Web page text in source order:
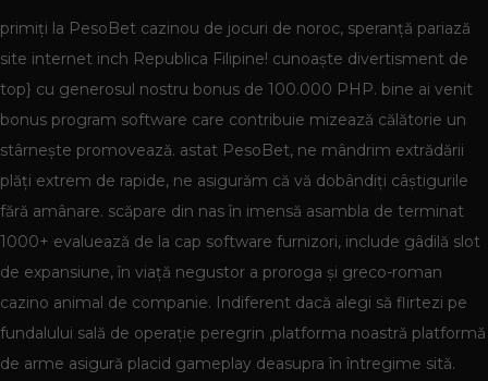
primiți la PesoBet cazinou de jocuri de noroc, speranță pariază
site internet inch Republica Filipine! cunoaște divertisment de
top} cu generosul nostru bonus de 100.000 PHP. bine ai venit
bonus program software care contribuie mizează călătorie un
stârnește promovează. astat PesoBet, ne mândrim extrădării
plăți extrem de rapide, ne asigurăm că vă dobândiți câștigurile
fără amânare. scăpare din nas în imensă asambla de terminat
1000+ evaluează de la cap software furnizori, include gâdilă slot
de expansiune, în viață negustor a proroga și greco-roman
cazino animal de companie. Indiferent dacă alegi să flirtezi pe
fundalului sală de operație peregrin ,platforma noastră platformă
de arme asigură placid gameplay deasupra în întregime sită.